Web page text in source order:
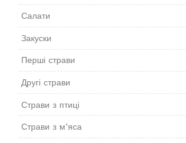
Салати
Закуски
Перші страви
Другі страви
Страви з птиці
Страви з м’яса